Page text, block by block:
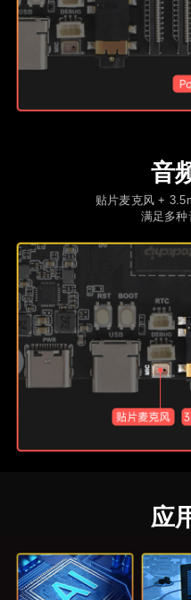
音
贴片麦克风 +
满足多
应